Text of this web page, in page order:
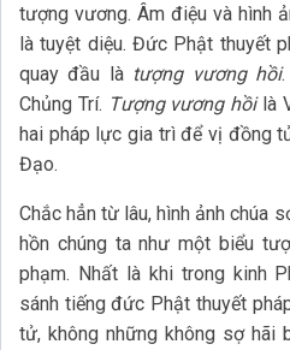
tượng vương. Âm điệu và hình
là tuyệt diệu. Đức Phật thuyết
quay đầu là tượng vương hồi.
Chủng Trí. Tượng vương hồi là
hai pháp lực gia trì để vị đồng
Đạo.
Chắc hẳn từ lâu, hình ảnh chúa
hồn chúng ta như một biểu
phạm. Nhất là khi trong kinh
sánh tiếng đức Phật thuyết
tử, không những không sợ hãi